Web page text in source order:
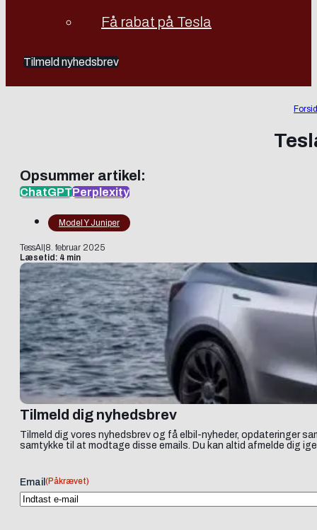
Få rabat på Tesla
Tilmeld nyhedsbrev
Opsummer artikel:
ChatGPTPerplexity
Model Y Juniper
TessAI 8. februar 2025
Læsetid: 4 min
Tilmeld dig nyhedsbrev
Tilmeld dig vores nyhedsbrev og få elbil-nyheder, opdateringer
samtykke til at modtage disse emails. Du kan altid afmelde dig
Email (Påkrævet)